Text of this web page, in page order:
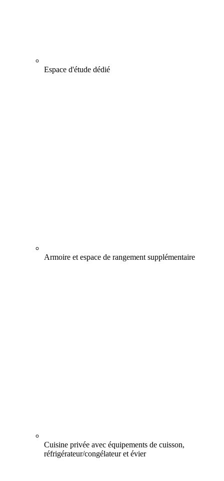
Espace d'étude dédié
Armoire et espace de rangement supplémentaire
Cuisine privée avec équipements de cuisson,
réfrigérateur/congélateur et évier